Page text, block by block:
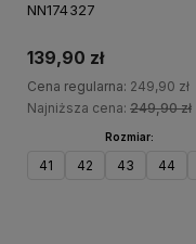
NN174327
139,90 zł
Cena regularna: 249,90 zł
Najniższa cena: 249,90 zł
Rozmiar:
41 42 43 44